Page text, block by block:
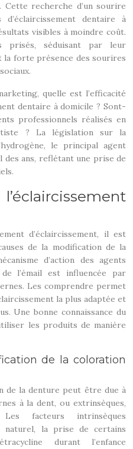
recherche d’un sourire
dentaire à
visibles à moindre coût.
prisés, séduisant par leur
la forte présence des sourires
quelle est l’efficacité
dentaire à domicile ? Sont-
professionnels réalisés en
? La législation sur la
le principal agent
des ans, reflétant une prise de
d’éclaircissement, il est
de la modification de la
d’action des agents
l’émail est influencée par
Les comprendre permet
la plus adaptée et
Une bonne connaissance du
les produits de manière
de la coloration
de la denture peut être due à
à la dent, ou extrinsèques,
facteurs intrinsèques
naturel, la prise de certains
durant l’enfance